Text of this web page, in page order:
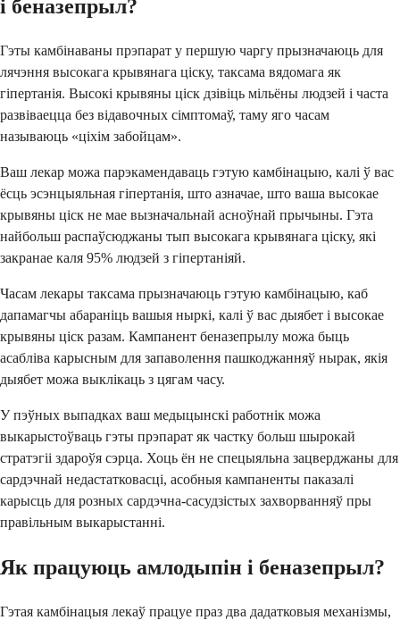
і беназепрыл?
Гэты камбінаваны прэпарат у першую чаргу прызначаюць для
лячэння высокага крывянага ціску, таксама вядомага як
гіпертанія. Высокі крывяны ціск дзівіць мільёны людзей і часта
развіваецца без відавочных сімптомаў, таму яго часам
называюць «ціхім забойцам».
Ваш лекар можа парэкамендаваць гэтую камбінацыю, калі ў вас
ёсць эсэнцыяльная гіпертанія, што азначае, што ваша высокае
крывяны ціск не мае вызначальнай асноўнай прычыны. Гэта
найбольш распаўсюджаны тып высокага крывянага ціску, які
закранае каля 95% людзей з гіпертаніяй.
Часам лекары таксама прызначаюць гэтую камбінацыю, каб
дапамагчы абараніць вашыя ныркі, калі ў вас дыябет і высокае
крывяны ціск разам. Кампанент беназепрылу можа быць
асабліва карысным для запаволення пашкоджанняў нырак, якія
дыябет можа выклікаць з цягам часу.
У пэўных выпадках ваш медыцынскі работнік можа
выкарыстоўваць гэты прэпарат як частку больш шырокай
стратэгіі здароўя сэрца. Хоць ён не спецыяльна зацверджаны для
сардэчнай недастатковасці, асобныя кампаненты паказалі
карысць для розных сардэчна-сасудзістых захворванняў пры
правільным выкарыстанні.
Як працуюць амлодыпін і беназепрыл?
Гэтая камбінацыя лекаў працуе праз два дадатковыя механізмы,